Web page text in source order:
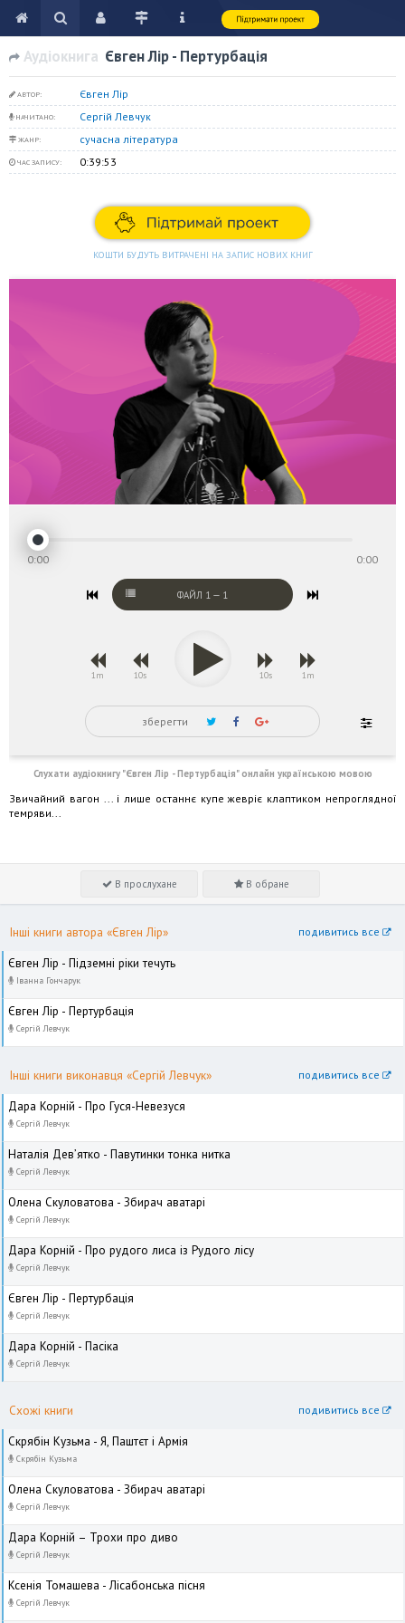
Аудіокнига Євген Лір - Пертурбація
АВТОР: Євген Лір
НАЧИТАНО: Сергій Левчук
ЖАНР: сучасна література
ЧАС ЗАПИСУ: 0:39:53
КОШТИ БУДУТЬ ВИТРАЧЕНІ НА ЗАПИС НОВИХ КНИГ
0:00 0:00
ФАЙЛ 1 — 1
1m 10s 10s 1m
зберегти
Слухати аудіокнигу "Євген Лір - Пертурбація" онлайн українською мовою
Звичайний вагон ... і лише останнє купе жевріє клаптиком непроглядної
темряви...
В прослухане В обране
Інші книги автора «Євген Лір» подивитись все
Євген Лір - Підземні ріки течуть
Іванна Гончарук
Євген Лір - Пертурбація
Сергій Левчук
Інші книги виконавця «Сергій Левчук» подивитись все
Дара Корній - Про Гуся-Невезуся
Сергій Левчук
Наталія Дев’ятко - Павутинки тонка нитка
Сергій Левчук
Олена Скуловатова - Збирач аватарі
Сергій Левчук
Дара Корній - Про рудого лиса із Рудого лісу
Сергій Левчук
Євген Лір - Пертурбація
Сергій Левчук
Дара Корній - Пасіка
Сергій Левчук
Схожі книги подивитись все
Скрябін Кузьма - Я, Паштєт і Армія
Скрябін Кузьма
Олена Скуловатова - Збирач аватарі
Сергій Левчук
Дара Корній – Трохи про диво
Сергій Левчук
Ксенія Томашева - Лісабонська пісня
Сергій Левчук